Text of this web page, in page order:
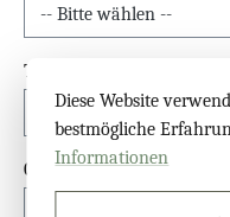
Türgriffe Spiegelschrank
Glastür Überstand (oben)
Diese Website
bestmögliche
Informationen